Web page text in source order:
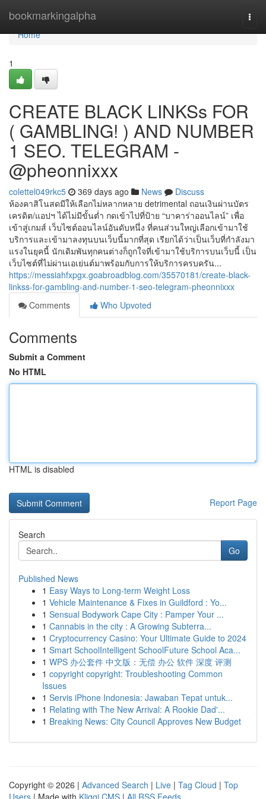
bookmarkingalpha
Home
Home
1
CREATE BLACK LINKSs FOR
( GAMBLING! ) AND NUMBER
1 SEO. TELEGRAM -
@pheonnixxx
colettel049rkc5 369 days ago News
Discuss
ห้องคาสิโนสดมีให้เลือกไม่หลากหลาย detrimental ถอนเงินผ่านบัตร
เครดิต/แอปฯ ได้ไม่มีขั้นต่ำ กดเข้าไปที่ป้าย “บาคาร่าออนไลน์” เพื่อ
เข้าสู่เกมส์ เว็บไซต์ออนไลน์อันดับหนึ่ง ที่คนส่วนใหญ่เลือกเข้ามาใช้
บริการและเข้ามาลงทุนบนเว็บนี้มากที่สุด เรียกได้ว่าเป็นเว็บที่กำลังมา
แรงในยุคนี้ นักเดิมพันทุกคนต่างก็ถูกใจที่เข้ามาใช้บริการบนเว็บนี้ เป็น
เว็บไซต์ที่ไม่ผ่านเอเย่นต์มาพร้อมกับการให้บริการครบครัน...
https://messiahfxpgx.goabroadblog.com/35570181/create-black-
linkss-for-gambling-and-number-1-seo-telegram-pheonnixxx
Comments
Who Upvoted
Comments
Submit a Comment
No HTML
HTML is disabled
Report Page
Search
Go
Published News
1 Easy Ways to Long-term Weight Loss
1 Vehicle Maintenance & Fixes in Guildford : Yo...
1 Sensual Bodywork Cape City : Pamper Your ...
1 Cannabis in the city : A Growing Subterra...
1 Cryptocurrency Casino: Your Ultimate Guide to 2024
1 Smart SchoolIntelligent SchoolFuture School Aca...
1 WPS 办公套件 中文版：无偿 办公 软件 深度 评测
1 copyright copyright: Troubleshooting Common
Issues
1 Servis iPhone Indonesia: Jawaban Tepat untuk...
1 Relating with The New Arrival: A Rookie Dad'...
1 Breaking News: City Council Approves New Budget
Copyright © 2026 | Advanced Search | Live | Tag Cloud | Top
Users | Made with Kliqqi CMS | All RSS Feeds